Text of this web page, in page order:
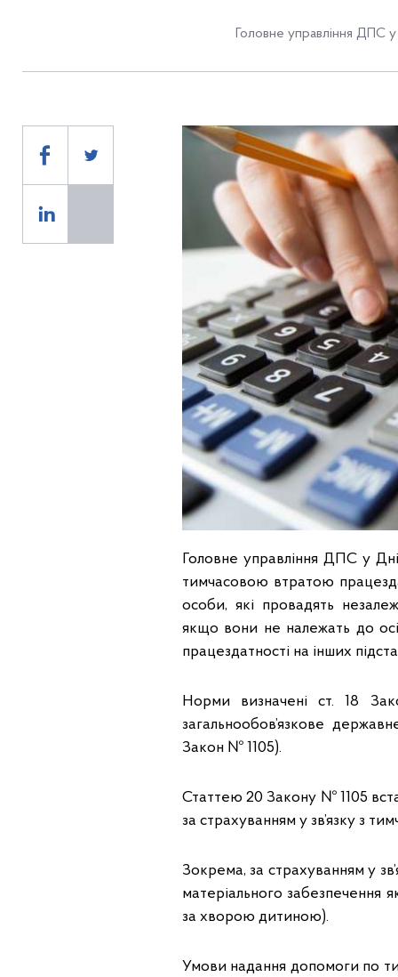
Головне управління ДПС
Головне управління ДПС у
тимчасовою втратою
особи, які провадять
якщо вони не належать до
працездатності на інших
Норми визначені ст. 18
загальнообов’язкове
Закон № 1105).
Статтею 20 Закону № 1105
за страхуванням у зв’язку з
Зокрема, за страхуванням у
матеріального забезпечення
за хворою дитиною).
Умови надання допомоги по